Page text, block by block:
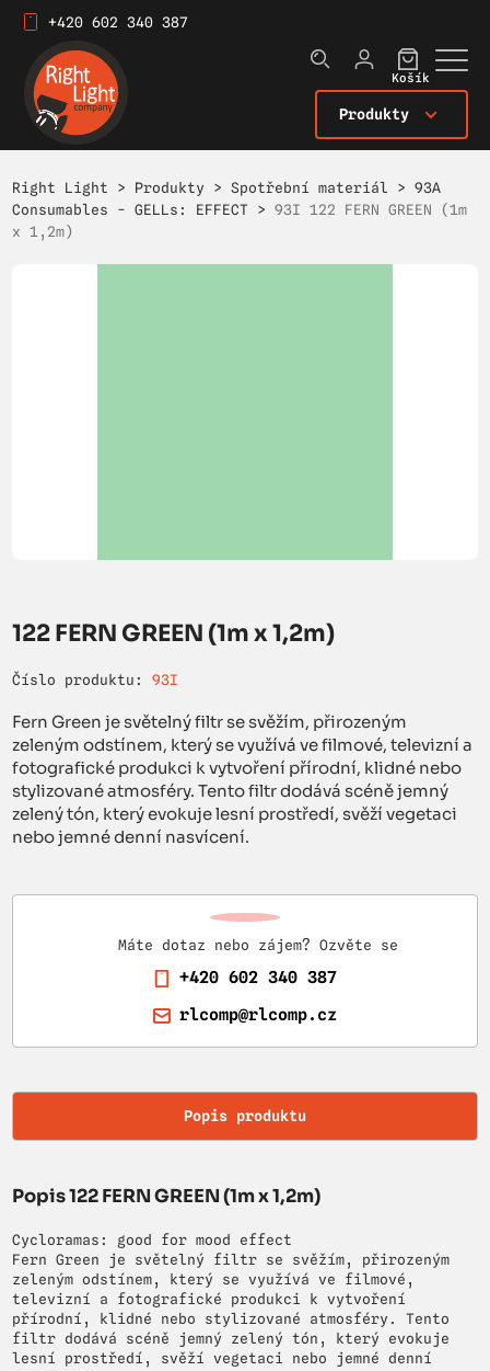
+420 602 340 387
Produkty
Košík
Right Light > Produkty >Spotřební materiál >93A
Consumables - GELLs: EFFECT >93I 122 FERN GREEN (1m
x 1,2m)
122 FERN GREEN (1m x 1,2m)
Číslo produktu: 93I
Fern Green je světelný filtr se svěžím, přirozeným
zeleným odstínem, který se využívá ve filmové, televizní a
fotografické produkci k vytvoření přírodní, klidné nebo
stylizované atmosféry. Tento filtr dodává scéně jemný
zelený tón, který evokuje lesní prostředí, svěží vegetaci
nebo jemné denní nasvícení.
Máte dotaz nebo zájem? Ozvěte se
+420 602 340 387
rlcomp@rlcomp.cz
Popis produktu
Popis 122 FERN GREEN (1m x 1,2m)
Cycloramas: good for mood effect
Fern Green je světelný filtr se svěžím, přirozeným
zeleným odstínem, který se využívá ve filmové,
televizní a fotografické produkci k vytvoření
přírodní, klidné nebo stylizované atmosféry. Tento
filtr dodává scéně jemný zelený tón, který evokuje
lesní prostředí, svěží vegetaci nebo jemné denní